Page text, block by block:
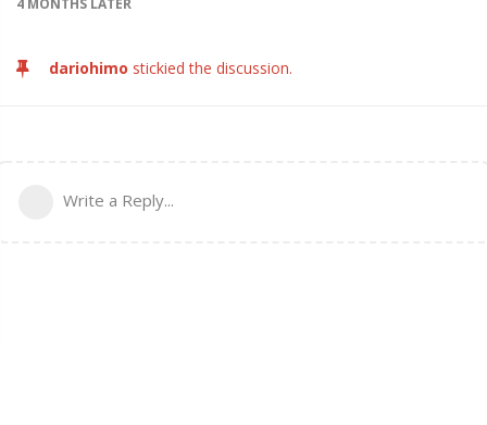
4 MONTHS LATER
dariohimo stickied the discussion.
Write a Reply...